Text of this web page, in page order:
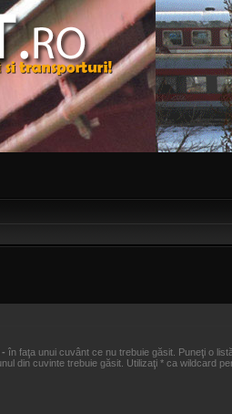
- în faţa unui cuvânt ce nu trebuie găsit. Puneţi o
din cuvinte trebuie găsit. Utilizaţi * ca wildcard